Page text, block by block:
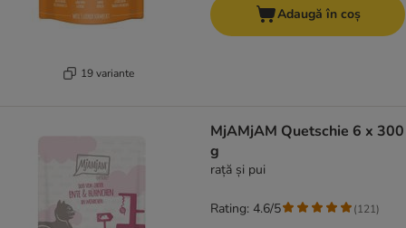
19 variante
Adaugă în coș
MjAMjAM Quetschie 6 x 300
g
rață și pui
Rating: 4.6/5 (121)